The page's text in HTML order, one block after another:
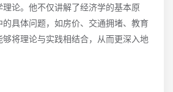
论。他不仅讲解了经济学的基本原
具体问题，如房价、交通拥堵、教育
将理论与实践相结合，从而更深入地